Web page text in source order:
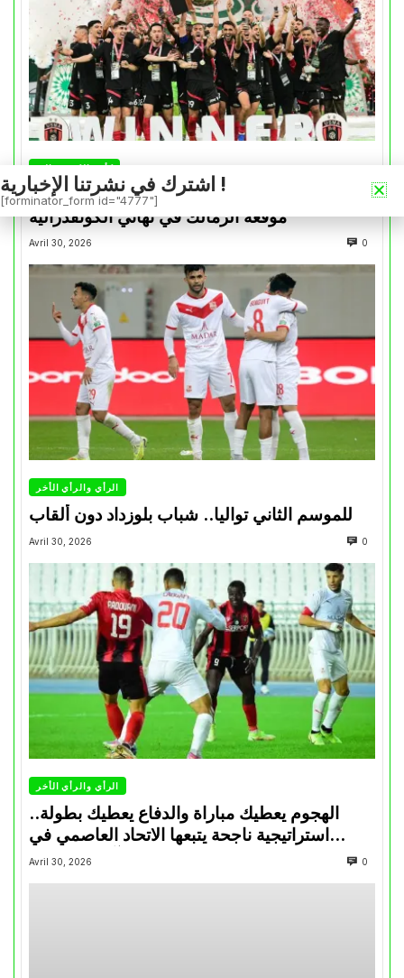
كأس الكونفدرالية
التتويج بالكأس.. دفعة معنوية لإتحاد العاصمة قبل
موقعة الزمالك في نهائي الكونفدرالية
Avril 30, 2026 0
الرأي والرأي الأخر
للموسم الثاني تواليا.. شباب بلوزداد دون ألقاب
Avril 30, 2026 0
الرأي والرأي الأخر
الهجوم يعطيك مباراة والدفاع يعطيك بطولة..
استراتيجية ناجحة يتبعها الاتحاد العاصمي في
تتويجاته آخر السنوات
Avril 30, 2026 0
اشترك في نشرتنا الإخبارية !
[forminator_form id="4777"]